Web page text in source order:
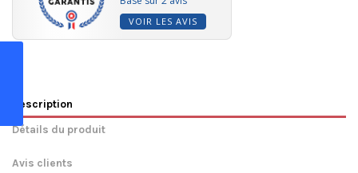
VOIR LES AVIS
Description
Détails du produit
Avis clients